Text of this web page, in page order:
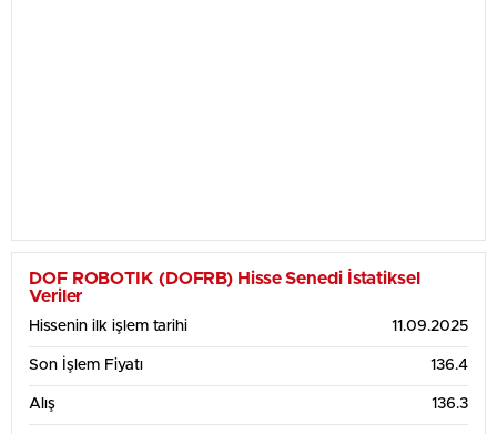
DOF ROBOTIK (DOFRB) Hisse Senedi İstatiksel
Veriler
Hissenin ilk işlem tarihi 11.09.2025
Son İşlem Fiyatı 136.4
Alış 136.3